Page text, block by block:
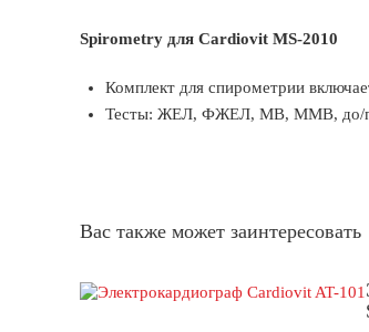
Spirometry для Cardiovit MS-2010
Комплект для спирометрии
Тесты: ЖЕЛ, ФЖЕЛ, МВ, ММВ, до/
Вас также может заинтересовать